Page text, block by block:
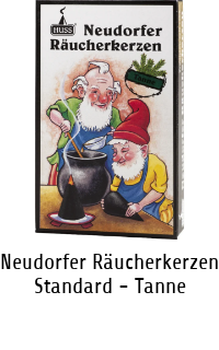
Neudorfer Räucherkerzen
Standard - Tanne